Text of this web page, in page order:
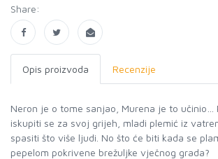
Share:
Opis proizvoda Recenzije
Neron je o tome sanjao, Murena je to učinio…
iskupiti se za svoj grijeh, mladi plemić iz
spasiti što više ljudi. No što će biti kada se
pepelom pokrivene brežuljke vječnog grada?